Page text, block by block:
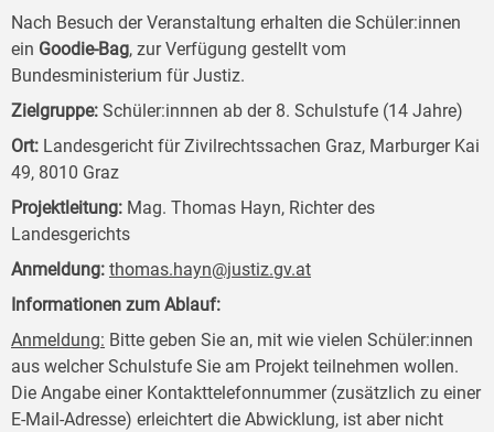
Nach Besuch der Veranstaltung erhalten die Schüler:innen
ein Goodie-Bag, zur Verfügung gestellt vom
Bundesministerium für Justiz.
Zielgruppe: Schüler:innnen ab der 8. Schulstufe (14 Jahre)
Ort: Landesgericht für Zivilrechtssachen Graz, Marburger Kai
49, 8010 Graz
Projektleitung: Mag. Thomas Hayn, Richter des
Landesgerichts
Anmeldung: thomas.hayn@justiz.gv.at
Informationen zum Ablauf:
Anmeldung: Bitte geben Sie an, mit wie vielen Schüler:innen
aus welcher Schulstufe Sie am Projekt teilnehmen wollen.
Die Angabe einer Kontakttelefonnummer (zusätzlich zu einer
E-Mail-Adresse) erleichtert die Abwicklung, ist aber nicht